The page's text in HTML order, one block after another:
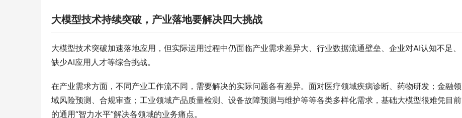
大模型技术持续突破，产业落地要解决四大挑战
大模型技术突破加速落地应用，但实际运用过程中仍面临产业需求差异大、行业数据流通壁垒、企业对AI认知不足、
缺少AI应用人才等综合挑战。
在产业需求方面，不同产业工作流不同，需要解决的实际问题各有差异。面对医疗领域疾病诊断、药物研发；金融领
域风险预测、合规审查；工业领域产品质量检测、设备故障预测与维护等等各类多样化需求，基础大模型很难凭目前
的通用“智力水平”解决各领域的业务痛点。